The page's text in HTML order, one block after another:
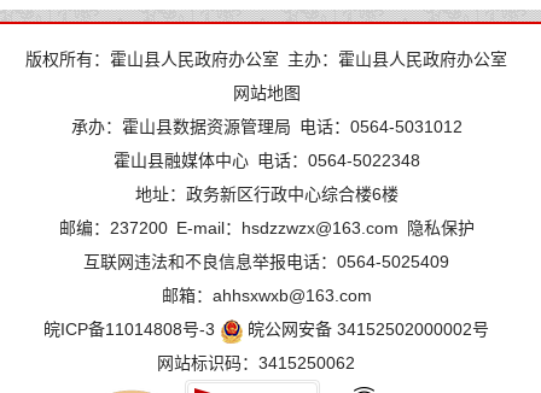
版权所有：霍山县人民政府办公室 主办：霍山县人民政府办公室
网站地图
承办：霍山县数据资源管理局 电话：0564-5031012
霍山县融媒体中心 电话：0564-5022348
地址：政务新区行政中心综合楼6楼
邮编：237200 E-mail：hsdzzwzx@163.com
隐私保护
互联网违法和不良信息举报电话：0564-5025409
邮箱：ahhsxwxb@163.com
皖ICP备11014808号-3
皖公网安备 34152502000002号
网站标识码：3415250062